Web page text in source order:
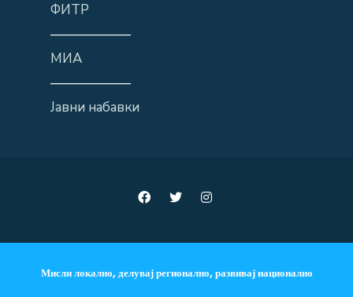
ФИТР
——————
МИА
——————
Јавни набавки
Мисли локално, делувај регионално, развивај национално